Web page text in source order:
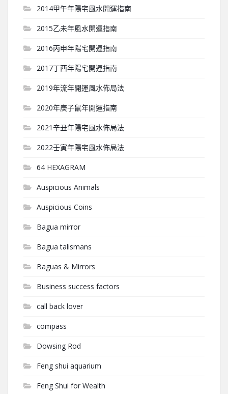
2014甲午年陽宅風水開運指南
2015乙未年風水開運指南
2016丙申年陽宅開運指南
2017丁酉年陽宅開運指南
2019年流年開運風水佈局法
2020年庚子鼠年開運指南
2021辛丑年陽宅風水佈局法
2022壬寅年陽宅風水佈局法
64 HEXAGRAM
Auspicious Animals
Auspicious Coins
Bagua mirror
Bagua talismans
Baguas & Mirrors
Business success factors
call back lover
compass
Dowsing Rod
Feng shui aquarium
Feng Shui for Wealth